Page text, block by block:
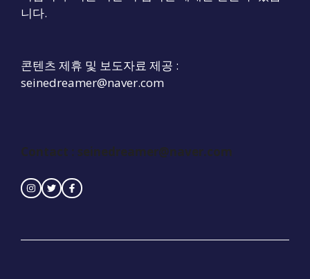
니다.
콘텐츠 제휴 및 보도자료 제공 :
seinedreamer@naver.com
Contact : seinedreamer@naver.com